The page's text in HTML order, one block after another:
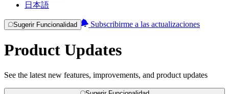
日本語
Sugerir Funcionalidad Subscribirme a las actualizaciones
Product Updates
See the latest new features, improvements, and product updates